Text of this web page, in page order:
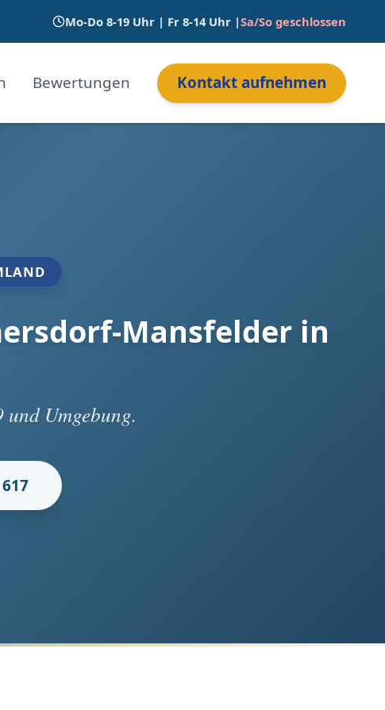
Mo-Do 8-19 Uhr | Fr 8-14 Uhr |Sa/So geschlossen
Bewertungen Kontakt aufnehmen
Mansfelder in
Umgebung.